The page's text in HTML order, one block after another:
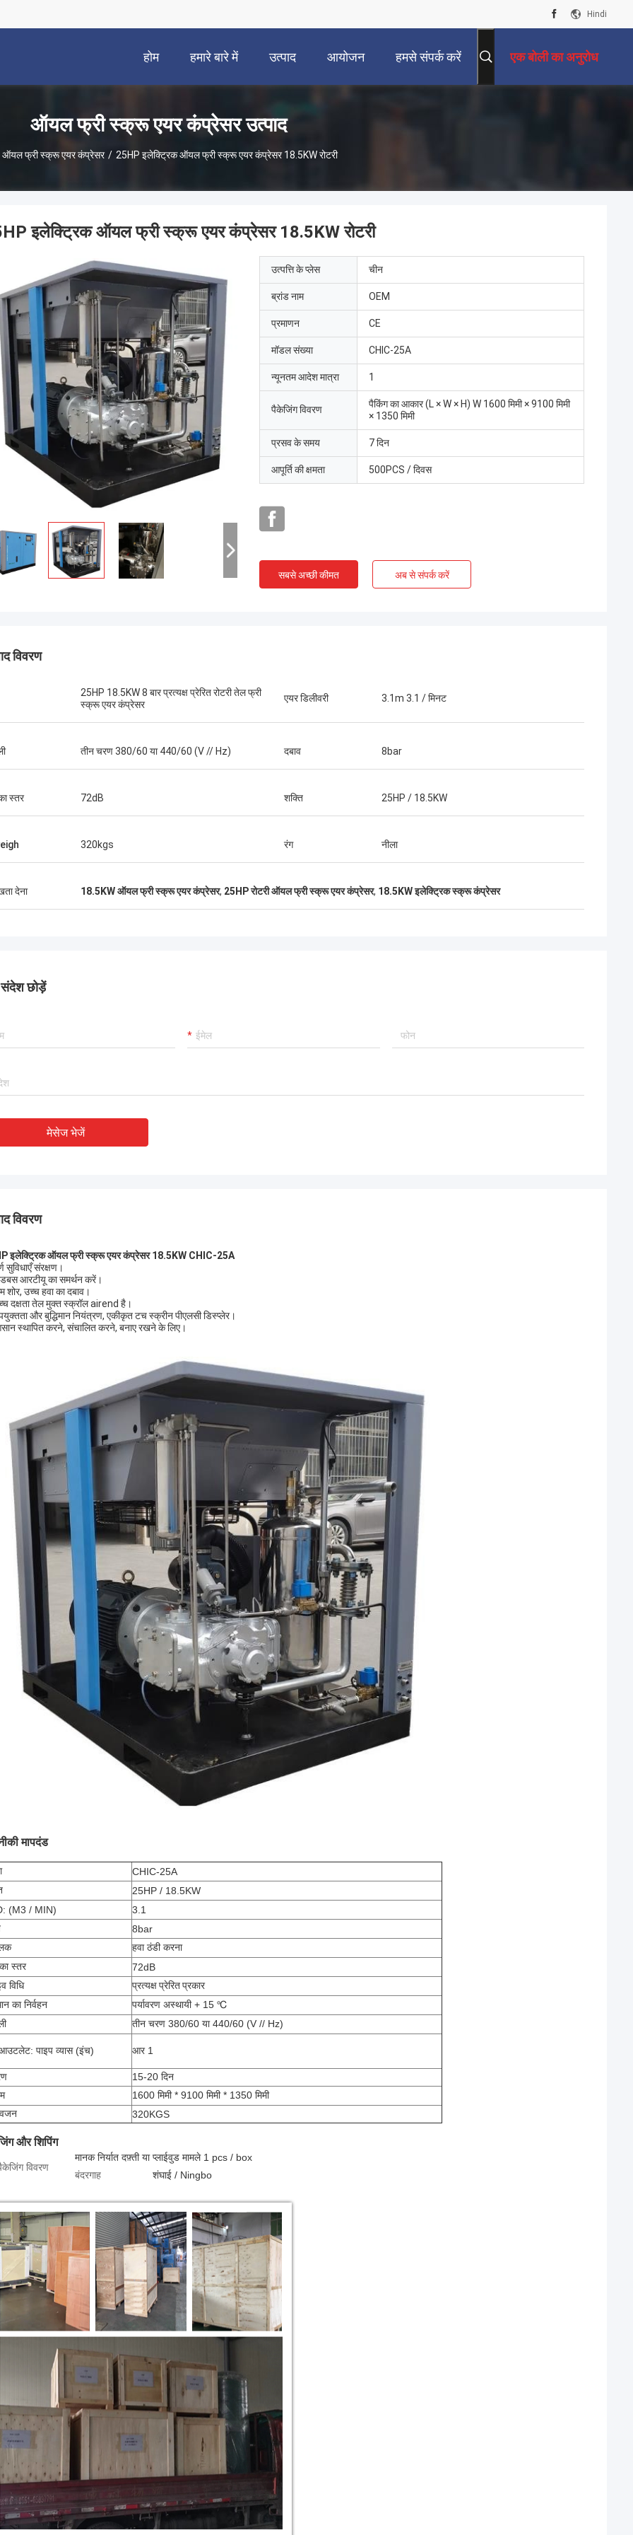
Hindi
होम हमारे बारे में उत्पाद आयोजन हमसे संपर्क करें एक बोली का अनुरोध
ऑयल फ्री स्क्रू एयर कंप्रेसर उत्पाद
ऑयल फ्री स्क्रू एयर कंप्रेसर / 25HP इलेक्ट्रिक ऑयल फ्री स्क्रू एयर कंप्रेसर 18.5KW रोटरी
श्री इसाक असारे
चिक मशीनरी कंपनी लिमिटेड के ओलर और
इलेक्ट्रिक ऑयल फ्री स्क्रू एयर कंप्रेसर 18.5KW रोटरी
उत्पत्ति के प्लेस चीन
ब्रांड नाम OEM
प्रमाणन CE
मॉडल संख्या CHIC-25A
न्यूनतम आदेश मात्रा 1
पैकेजिंग विवरण
पैकिंग का आकार (L × W × H) W 1600 मिमी × 9100 मिमी
× 1350 मिमी
प्रसव के समय 7 दिन
आपूर्ति की क्षमता 500PCS / दिवस
सबसे अच्छी कीमत अब से संपर्क करें
विवरण
25HP 18.5KW 8 बार प्रत्यक्ष प्रेरित रोटरी तेल फ्री
स्क्रू एयर कंप्रेसर
एयर डिलीवरी 3.1m 3.1 / मिनट
तीन चरण 380/60 या 440/60 (V // Hz) दबाव 8bar
स्तर 72dB शक्ति 25HP / 18.5KW
320kgs रंग नीला
देना 18.5KW ऑयल फ्री स्क्रू एयर कंप्रेसर, 25HP रोटरी ऑयल फ्री स्क्रू एयर कंप्रेसर, 18.5KW इलेक्ट्रिक स्क्रू कंप्रेसर
छोड़ें
मेसेज भेजें
विवरण
इलेक्ट्रिक ऑयल फ्री स्क्रू एयर कंप्रेसर 18.5KW CHIC-25A
सुविधाएँ संरक्षण।
आरटीयू का समर्थन करें।
शोर, उच्च हवा का दबाव।
दक्षता तेल मुक्त स्क्रॉल airend है।
और बुद्धिमान नियंत्रण, एकीकृत टच स्क्रीन पीएलसी डिस्प्लेर।
स्थापित करने, संचालित करने, बनाए रखने के लिए।
मापदंड
CHIC-25A
25HP / 18.5KW
(M3 / MIN)
3.1
8bar
हवा ठंडी करना
स्तर
72dB
विधि
प्रत्यक्ष प्रेरितप्रकार
का निर्वहन
पर्यावरण अस्थायी + 15 ℃
तीन चरण 380/60 या 440/60 (V // Hz)
पाइप व्यास (इंच) आर 1
15-20 दिन
1600 मिमी * 9100 मिमी * 1350 मिमी
320KGS
और शिपिंग
विवरण
मानक निर्यात दफ़्ती या प्लाईवुड मामले 1 pcs / box
बंदरगाह
शंघाई / Ningbo